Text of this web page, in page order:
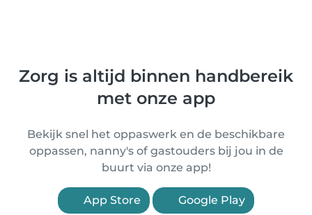
Zorg is altijd binnen handbereik
met onze app
Bekijk snel het oppaswerk en de beschikbare
oppassen, nanny's of gastouders bij jou in de
buurt via onze app!
App Store Google Play